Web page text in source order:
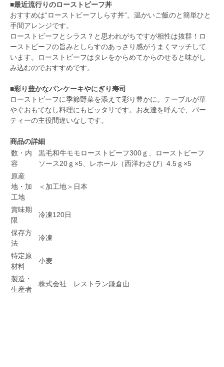
■最近流行りのローストビーフ丼
おすすめは“ローストビーフしらす丼”。温かいご飯のと簡単ひと
手間アレンジです。
ローストビーフとシラス？と思われがちですが相性は抜群！ロ
ーストビーフの旨みとしらすのあっさり感がうまくマッチして
います。ローストビーフはタレをからめてからのせると味がし
み込むのでおすすめです。
■彩り豊かなパンケーキやにぎり寿司
ローストビーフに季節野菜を添えて彩り豊かに。テーブルが華
やぐおもてなし料理にもピッタリです。お友達を呼んで、パー
ティーの主役間違いなしです。
商品の詳細
数・内
容
黒毛和牛モモローストビーフ300ｇ、ローストビーフ
ソース20ｇ×5、レホール（西洋わさび）4.5ｇ×5
原産
地・加
工地
＜加工地＞日本
賞味期
限
冷凍120日
保存方
法
冷凍
特定原
材料
小麦
製造・
生産者
株式会社 レストラン鎌倉山